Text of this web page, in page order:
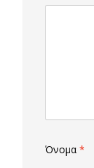
Όνομα *